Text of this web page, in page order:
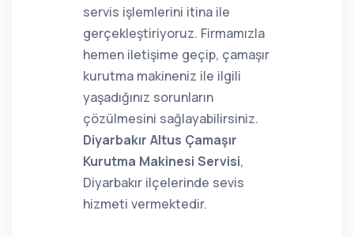
servis işlemlerini itina ile
gerçekleştiriyoruz. Firmamızla
hemen iletişime geçip, çamaşır
kurutma makineniz ile ilgili
yaşadığınız sorunların
çözülmesini sağlayabilirsiniz.
Diyarbakır Altus Çamaşır
Kurutma Makinesi Servisi,
Diyarbakır ilçelerinde sevis
hizmeti vermektedir.